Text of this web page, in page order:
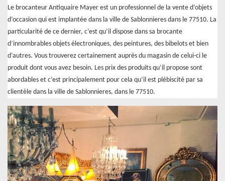
Le brocanteur Antiquaire Mayer est un professionnel de la vente d’objets
d’occasion qui est implantée dans la ville de Sablonnieres dans le 77510. La
particularité de ce dernier, c’est qu’il dispose dans sa brocante
d’innombrables objets électroniques, des peintures, des bibelots et bien
d’autres. Vous trouverez certainement auprès du magasin de celui-ci le
produit dont vous avez besoin. Les prix des produits qu’il propose sont
abordables et c’est principalement pour cela qu’il est plébiscité par sa
clientèle dans la ville de Sablonnieres, dans le 77510.